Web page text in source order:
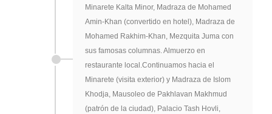
Minarete Kalta Minor, Madraza de Mohamed
Amin-Khan (convertido en hotel), Madraza de
Mohamed Rakhim-Khan, Mezquita Juma con
sus famosas columnas. Almuerzo en
restaurante local.Continuamos hacia el
Minarete (visita exterior) y Madraza de Islom
Khodja, Mausoleo de Pakhlavan Makhmud
(patrón de la ciudad), Palacio Tash Hovli,